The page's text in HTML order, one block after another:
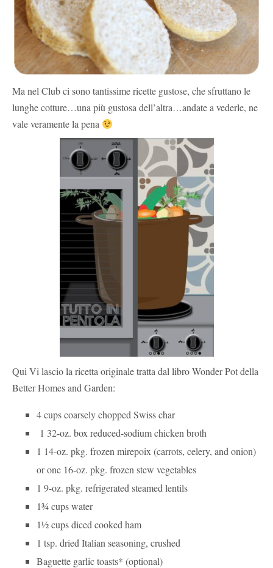
Ma nel Club ci sono tantissime ricette gustose, che sfruttano le
lunghe cotture…una più gustosa dell’altra…andate a vederle, ne
vale veramente la pena
Qui Vi lascio la ricetta originale tratta dal libro Wonder Pot della
Better Homes and Garden:
4 cups coarsely chopped Swiss char
1 32-oz. box reduced-sodium chicken broth
1 14-oz. pkg. frozen mirepoix (carrots, celery, and onion)
or one 16-oz. pkg. frozen stew vegetables
1 9-oz. pkg. refrigerated steamed lentils
1¾ cups water
1½ cups diced cooked ham
1 tsp. dried Italian seasoning, crushed
Baguette garlic toasts* (optional)